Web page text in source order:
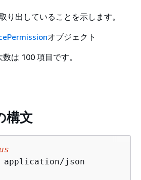
り出していることを示します。
オブジェクト
は 100 項目です。
構文
application/json